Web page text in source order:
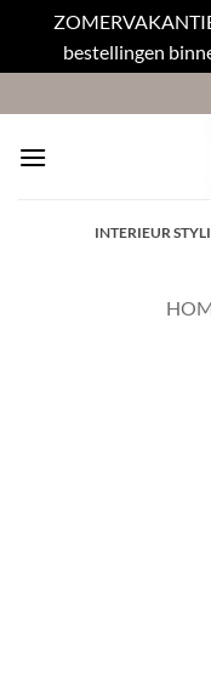
bestellingen
naar
inhoud
INTERIEUR